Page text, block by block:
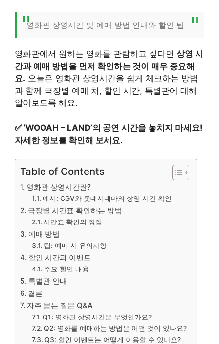
영화관 상영시간 및 예매 방법 안내와 할인 팁
영화관에서 원하는 영화를 관람하고 싶다면 상영 시
간과 예매 방법을 먼저 확인하는 것이 매우 중요해
요. 오늘은 영화관 상영시간을 쉽게 체크하는 방법
과 함께 극장별 예매 처, 할인 시간, 특별관에 대해
알아보도록 해요.
✅ ‘WOOAH – LAND’의 공연 시간을 놓치지 마세요!
자세한 정보를 확인해 보세요.
Table of Contents
영화관 상영시간란?
예시: CGV와 롯데시네마의 상영 시간 확인
극장별 시간표 확인하는 방법
시간표 확인의 장점
예매 방법
팁: 예매 시 유의사항
할인 시간과 이벤트
주요 할인 내용
특별관 안내
결론
자주 묻는 질문 Q&A
Q1: 영화관 상영시간은 무엇인가요?
Q2: 영화를 예매하는 방법은 어떤 것이 있나요?
Q3: 할인 이벤트는 어떻게 이용할 수 있나요?